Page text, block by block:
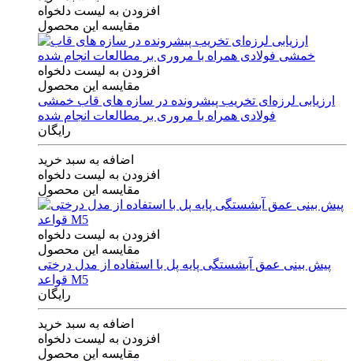
افزودن به لیست دلخواه
مقایسه این محصول
افزودن به لیست دلخواه
مقایسه این محصول
ارزیابی لرزه‌ای تخریب پیشرونده در سازه های قاب خمشی
فولادی همراه با مروری بر مطالعات انجام شده
رایگان
اضافه به سبد خرید
افزودن به لیست دلخواه
مقایسه این محصول
افزودن به لیست دلخواه
مقایسه این محصول
پیش بینی عمق آبشستگی پایه پل با استفاده از مدل درختی
قواعد M5
رایگان
اضافه به سبد خرید
افزودن به لیست دلخواه
مقایسه این محصول